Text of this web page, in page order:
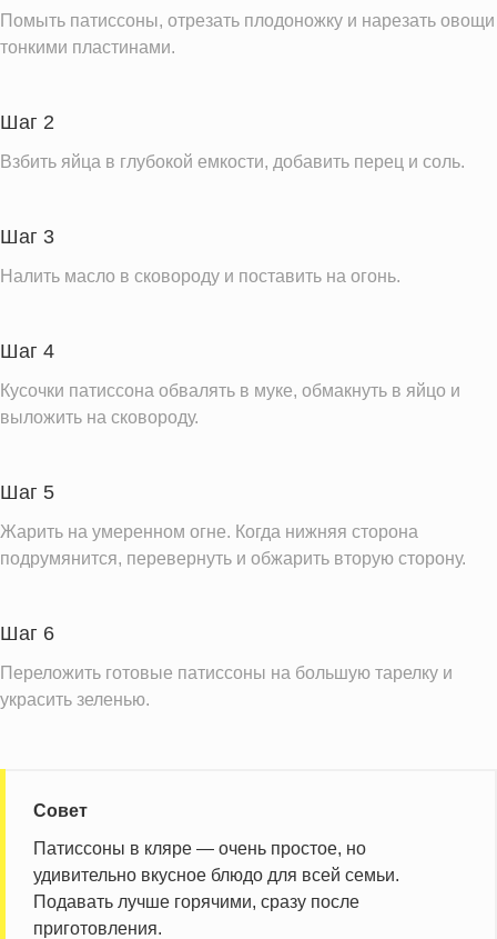
Натрий
Кальций
Калий
Насыщенные жиры
Помыть патиссоны, отрезать плодоножку и нарезать овощи
тонкими пластинами.
Шаг 2
Взбить яйца в глубокой емкости, добавить перец и соль.
Шаг 3
Налить масло в сковороду и поставить на огонь.
Шаг 4
Кусочки патиссона обвалять в муке, обмакнуть в яйцо и
выложить на сковороду.
Шаг 5
Жарить на умеренном огне. Когда нижняя сторона
подрумянится, перевернуть и обжарить вторую сторону.
Шаг 6
Переложить готовые патиссоны на большую тарелку и
украсить зеленью.
Совет
Патиссоны в кляре — очень простое, но
удивительно вкусное блюдо для всей семьи.
Подавать лучше горячими, сразу после
приготовления.